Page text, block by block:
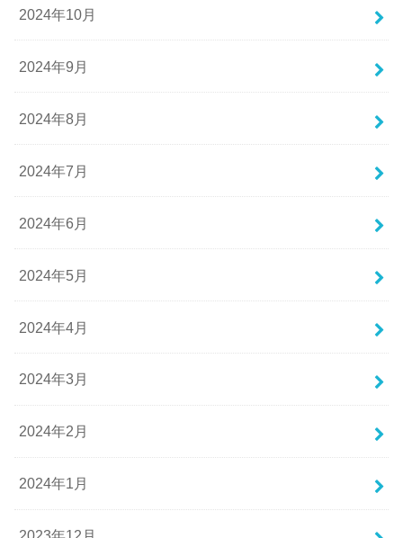
2024年10月
2024年9月
2024年8月
2024年7月
2024年6月
2024年5月
2024年4月
2024年3月
2024年2月
2024年1月